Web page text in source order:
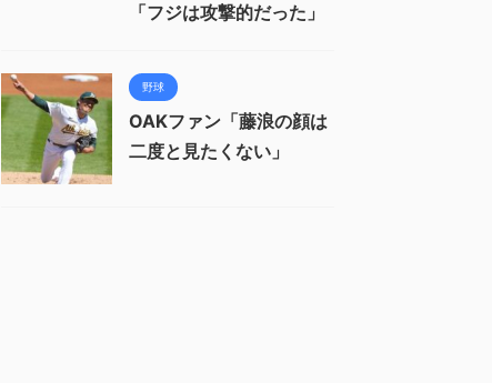
「フジは攻撃的だった」
野球
OAKファン「藤浪の顔は
二度と見たくない」